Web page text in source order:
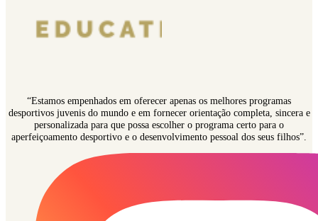
“Estamos empenhados em oferecer apenas os melhores programas
desportivos juvenis do mundo e em fornecer orientação completa, sincera e
personalizada para que possa escolher o programa certo para o
aperfeiçoamento desportivo e o desenvolvimento pessoal dos seus filhos”.